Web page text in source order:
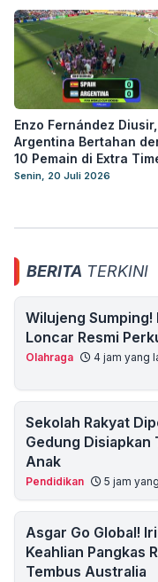
Enzo Fernández Diusir,
Argentina Bertahan
10 Pemain di Extra
Senin, 20 Juli 2026
BERITA TERKINI
Wilujeng Sumping!
Loncar Resmi
Olahraga 4 jam yang
Sekolah Rakyat
Gedung Disiapkan
Anak
Pendidikan 5 jam
Asgar Go Global!
Keahlian Pangkas
Tembus Australia